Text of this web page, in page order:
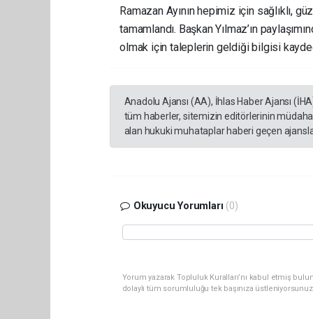
Ramazan Ayının hepimiz için sağlıklı,
tamamlandı. Başkan Yılmaz’ın
olmak için taleplerin geldiği bilgisi
Anadolu Ajansı (AA), İhlas Haber Ajansı
tüm haberler, sitemizin editörlerinin
alan hukuki muhataplar haberi geçen
Okuyucu Yorumları (0)
Yorum yazarak Topluluk Kuralları’nı kabul etmiş
dolaylı tüm sorumluluğu tek başınıza